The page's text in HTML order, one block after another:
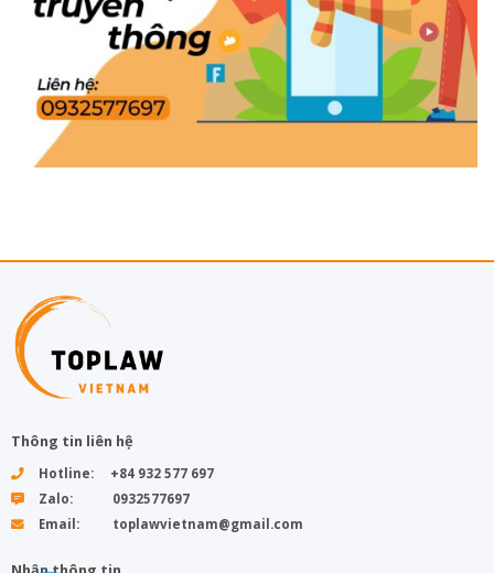
Thông tin liên hệ
Hotline: +84 932 577 697
Zalo: 0932577697
Email: toplawvietnam@gmail.com